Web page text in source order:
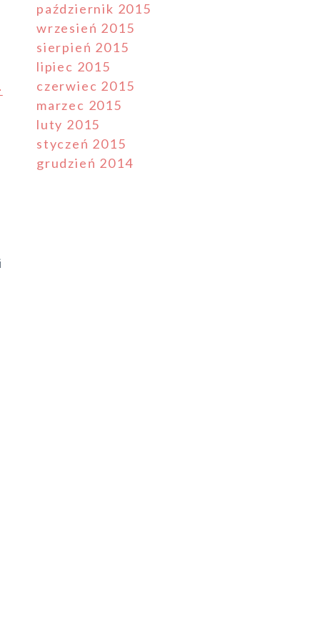
październik 2015
wrzesień 2015
sierpień 2015
lipiec 2015
czerwiec 2015
marzec 2015
luty 2015
styczeń 2015
grudzień 2014